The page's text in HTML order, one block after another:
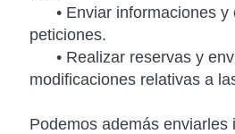
• Enviar informaciones y
peticiones.
• Realizar reservas y
modificaciones relativas a
Podemos además enviarles